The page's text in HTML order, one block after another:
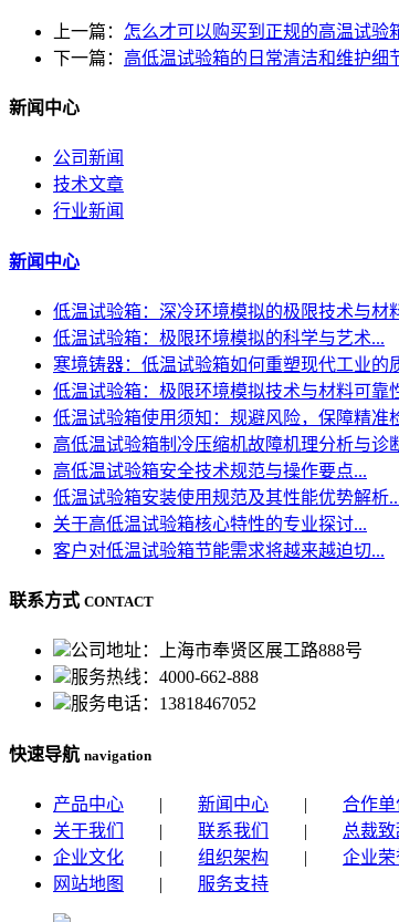
上一篇： 怎么才可以购买到正规的高温试验
下一篇： 高低温试验箱的日常清洁和维护细
新闻中心
公司新闻
技术文章
行业新闻
新闻中心
低温试验箱：深冷环境模拟的极限技术与材
低温试验箱：极限环境模拟的科学与艺术...
寒境铸器：低温试验箱如何重塑现代工业的
低温试验箱：极限环境模拟技术与材料可靠
低温试验箱使用须知：规避风险，保障精准
高低温试验箱制冷压缩机故障机理分析与诊
高低温试验箱安全技术规范与操作要点...
低温试验箱安装使用规范及其性能优势解析
关于高低温试验箱核心特性的专业探讨...
客户对低温试验箱节能需求将越来越迫切...
联系方式 CONTACT
公司地址：上海市奉贤区展工路888号
服务热线：4000-662-888
服务电话：13818467052
快速导航 navigation
产品中心 | 新闻中心 | 合作单
关于我们
| 联系我们 | 总裁
企业文化 | 组织架构 | 企业荣
网站地图
| 服务支持